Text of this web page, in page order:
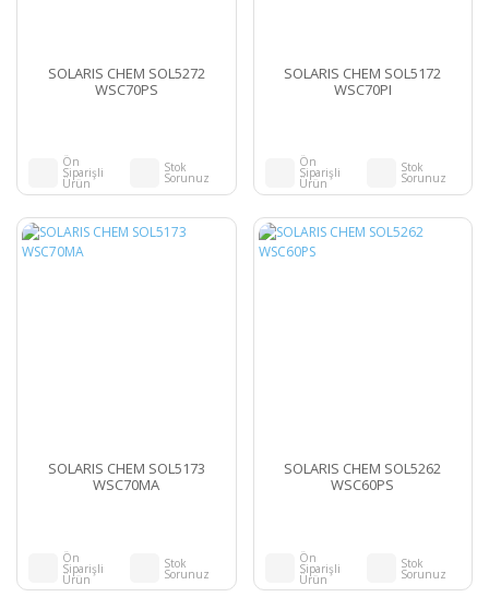
SOLARIS CHEM SOL5272
WSC70PS
Ön
Siparişli
Ürün
Stok
Sorunuz
SOLARIS CHEM SOL5172
WSC70PI
Ön
Siparişli
Ürün
Stok
Sorunuz
SOLARIS CHEM SOL5173
WSC70MA
Ön
Siparişli
Ürün
Stok
Sorunuz
SOLARIS CHEM SOL5262
WSC60PS
Ön
Siparişli
Ürün
Stok
Sorunuz